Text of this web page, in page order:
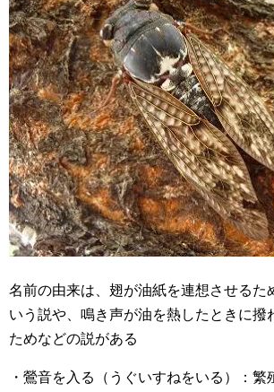
名前の由来は、翅が油紙を連想させるた
いう説や、鳴き声が油を熱したときに撥
ためなどの説がある
・鶯音を入る（うぐいすねをいる）：繁